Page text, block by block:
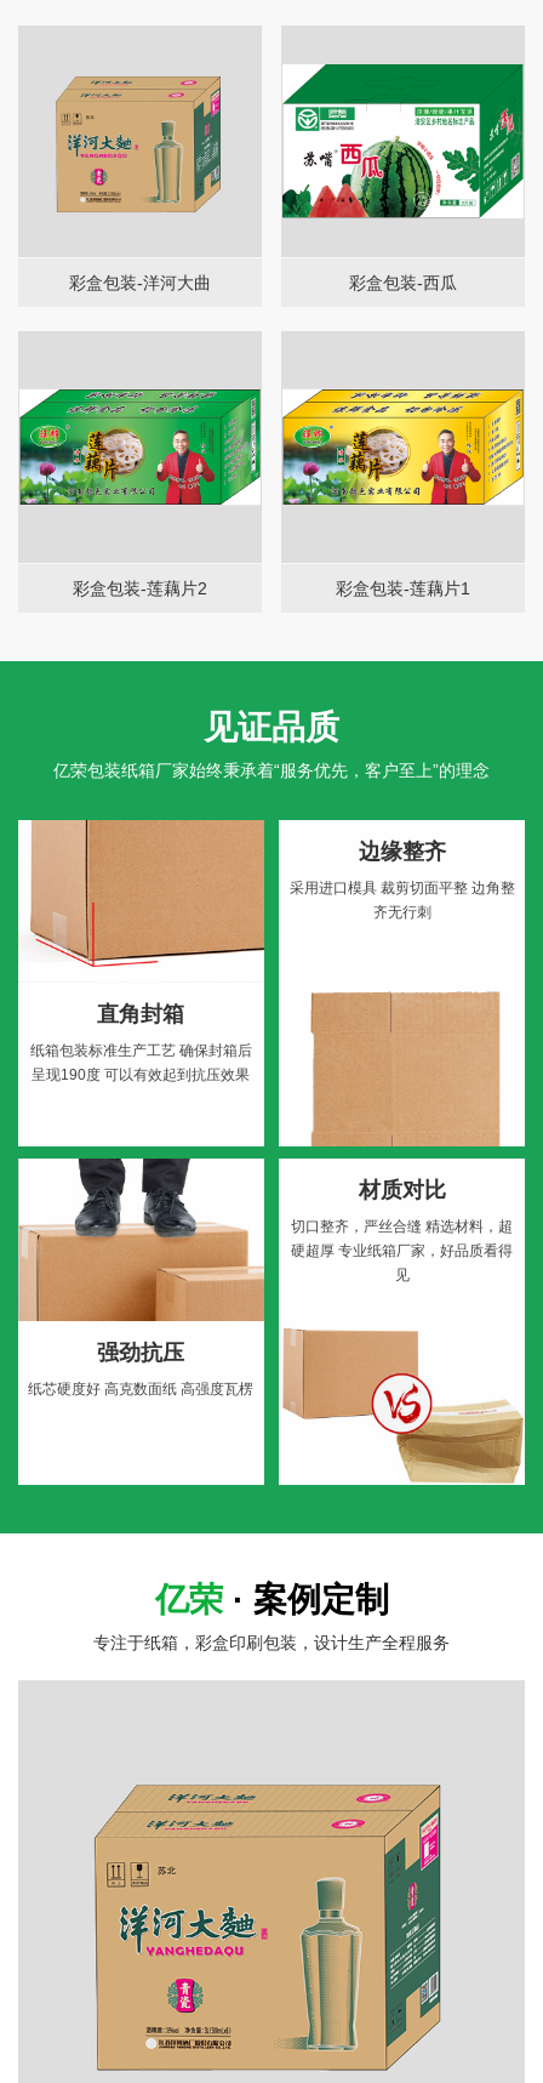
彩盒包装-洋河大曲 彩盒包装-西瓜
彩盒包装-莲藕片2 彩盒包装-莲藕片1
见证品质
亿荣包装纸箱厂家始终秉承着“服务优先，客户至上”的理念
直角封箱
纸箱包装标准生产工艺确保封箱后
呈现190度 可以有效起到抗压效果
边缘整齐
采用进口模具裁剪切面平整边角整
齐无行刺
强劲抗压
纸芯硬度好 高克数面纸 高强度瓦楞
材质对比
切口整齐，严丝合缝 精选材料，超
硬超厚 专业纸箱厂家，好品质看得
见
亿荣 · 案例定制
专注于纸箱，彩盒印刷包装，设计生产全程服务